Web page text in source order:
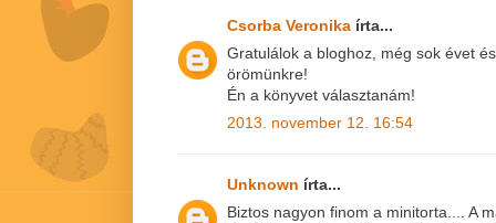
Csorba Veronika írta...
Gratulálok a bloghoz, még sok évet
örömünkre!
Én a könyvet választanám!
2013. november 12. 16:54
Unknown írta...
Biztos nagyon finom a minitorta.... A